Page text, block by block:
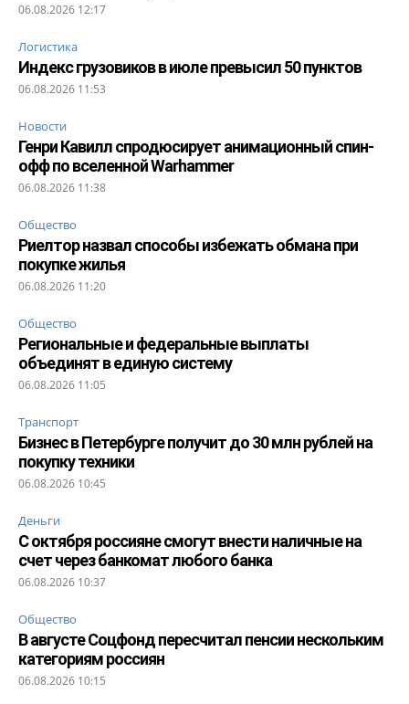
06.08.2026 12:17
Логистика
Индекс грузовиков в июле превысил 50 пунктов
06.08.2026 11:53
Новости
Генри Кавилл спродюсирует анимационный спин-
офф по вселенной Warhammer
06.08.2026 11:38
Общество
Риелтор назвал способы избежать обмана при
покупке жилья
06.08.2026 11:20
Общество
Региональные и федеральные выплаты
объединят в единую систему
06.08.2026 11:05
Транспорт
Бизнес в Петербурге получит до 30 млн рублей на
покупку техники
06.08.2026 10:45
Деньги
С октября россияне смогут внести наличные на
счет через банкомат любого банка
06.08.2026 10:37
Общество
В августе Соцфонд пересчитал пенсии нескольким
категориям россиян
06.08.2026 10:15